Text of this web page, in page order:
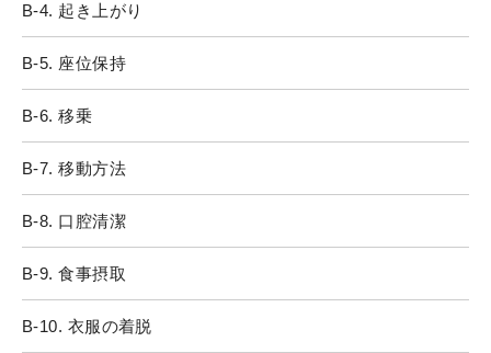
B-4. 起き上がり
B-5. 座位保持
B-6. 移乗
B-7. 移動方法
B-8. 口腔清潔
B-9. 食事摂取
B-10. 衣服の着脱